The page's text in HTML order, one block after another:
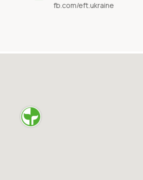
fb.com/eft.ukraine